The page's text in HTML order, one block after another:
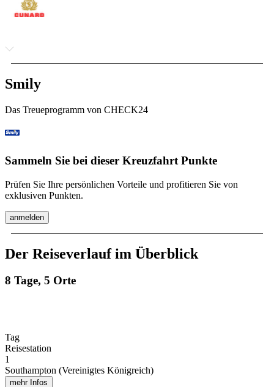
Smily
Das Treueprogramm von CHECK24
Sammeln Sie bei dieser Kreuzfahrt Punkte
Prüfen Sie Ihre persönlichen Vorteile und profitieren Sie von
exklusiven Punkten.
anmelden
Der Reiseverlauf im Überblick
8 Tage, 5 Orte
Tag
Reisestation
1
Southampton (Vereinigtes Königreich)
mehr Infos